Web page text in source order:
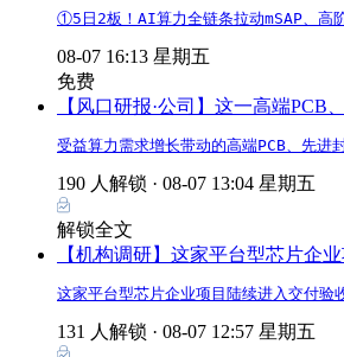
①5日2板！AI算力全链条拉动mSAP、高
08-07 16:13 星期五
免费
【风口研报·公司】这一高端
受益算力需求增长带动的高端PCB、先
190 人解锁 · 08-07 13:04 星期五
解锁全文
【机构调研】这家平台型芯片企
这家平台型芯片企业项目陆续进入交付
131 人解锁 · 08-07 12:57 星期五